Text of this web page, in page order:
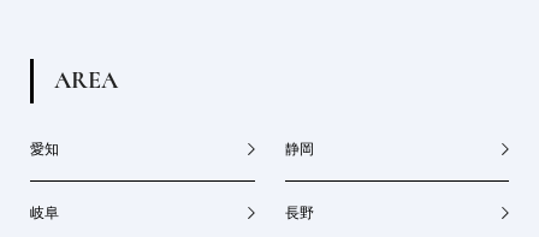
AREA
愛知 静岡
岐阜 長野